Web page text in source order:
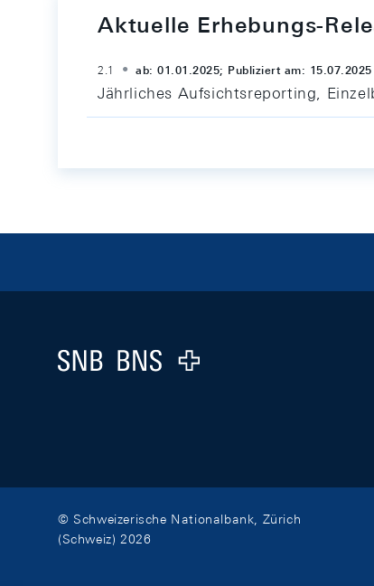
Aktuelle Erhebungs-
2.1 ab: 01.01.2025; Publiziert am: 15.07.2025
Jährliches Aufsichtsreporting,
Logo
© Schweizerische Nationalbank, Zürich
(Schweiz) 2026